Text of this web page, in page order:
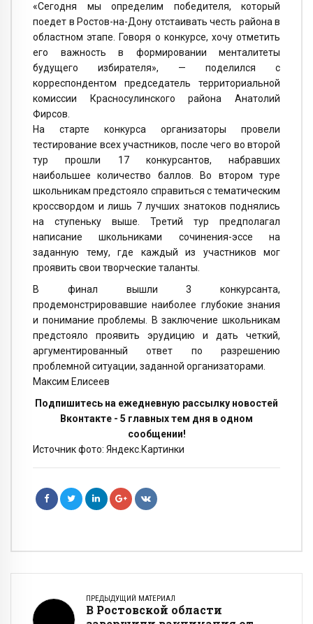
«Сегодня мы определим победителя, который
поедет в Ростов-на-Дону отстаивать честь района в
областном этапе. Говоря о конкурсе, хочу отметить
его важность в формировании менталитеты
будущего избирателя», — поделился с
корреспондентом председатель территориальной
комиссии Красносулинского района Анатолий
Фирсов.
На старте конкурса организаторы провели
тестирование всех участников, после чего во второй
тур прошли 17 конкурсантов, набравших
наибольшее количество баллов. Во втором туре
школьникам предстояло справиться с тематическим
кроссвордом и лишь 7 лучших знатоков поднялись
на ступеньку выше. Третий тур предполагал
написание школьниками сочинения-эссе на
заданную тему, где каждый из участников мог
проявить свои творческие таланты.
В финал вышли 3 конкурсанта,
продемонстрировавшие наиболее глубокие знания
и понимание проблемы. В заключение школьникам
предстояло проявить эрудицию и дать четкий,
аргументированный ответ по разрешению
проблемной ситуации, заданной организаторами.
Максим Елисеев
Подпишитесь на ежедневную рассылку новостей
Вконтакте - 5 главных тем дня в одном
сообщении!
Источник фото: Яндекс.Картинки
ПРЕДЫДУЩИЙ МАТЕРИАЛ
В Ростовской области